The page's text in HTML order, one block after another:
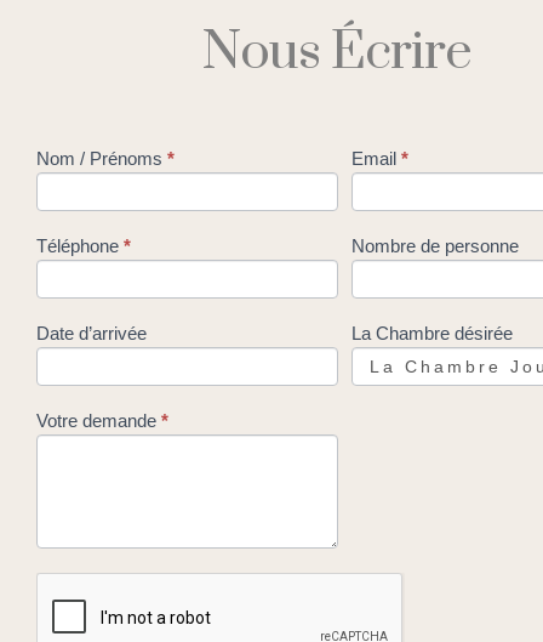
Nous Écrire
Contact
Nom / Prénoms* Email *
Téléphone* Nombre de personne
Date d’arrivée La Chambre désirée
Votre demande*